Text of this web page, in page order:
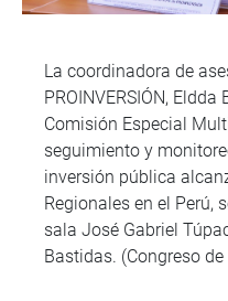
La coordinadora de
PROINVERSIÓN,
Comisión Especial
seguimiento y
inversión pública
Regionales en el Perú,
sala José Gabriel
Bastidas. (Congreso